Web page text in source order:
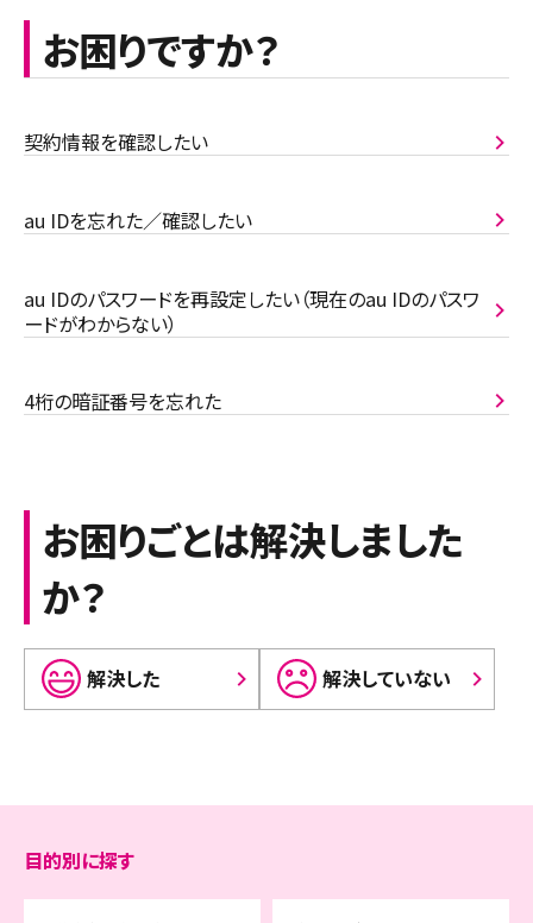
お困りですか？
契約情報を確認したい
au IDを忘れた／確認したい
au IDのパスワードを再設定したい（現在のau IDのパスワ
ードがわからない）
4桁の暗証番号を忘れた
お困りごとは解決しました
か？
解決した 解決していない
目的別に探す